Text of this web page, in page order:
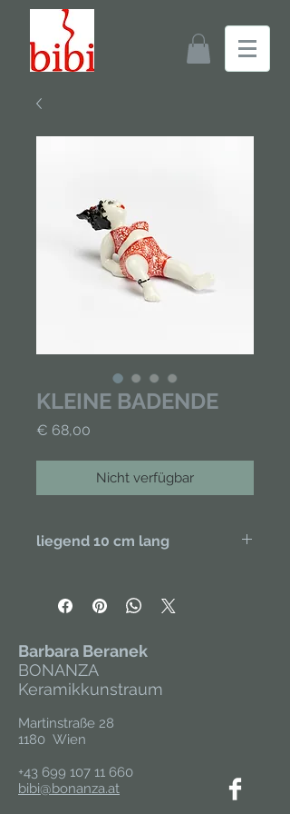
KLEINE BADENDE
€ 68,00
Nicht verfügbar
liegend 10 cm lang
handbemalt. Unikat.
Barbara Beranek
BONANZA
Keramikkunstraum
Martinstraße 28
1180 Wien
+43 699 107 11 660
bibi@bonanza.at